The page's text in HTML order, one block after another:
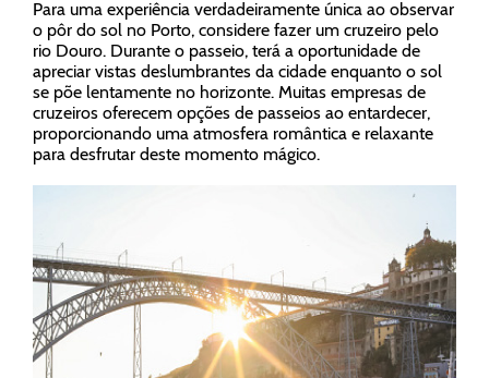
Para uma experiência verdadeiramente única ao observar
o pôr do sol no Porto, considere fazer um cruzeiro pelo
rio Douro. Durante o passeio, terá a oportunidade de
apreciar vistas deslumbrantes da cidade enquanto o sol
se põe lentamente no horizonte. Muitas empresas de
cruzeiros oferecem opções de passeios ao entardecer,
proporcionando uma atmosfera romântica e relaxante
para desfrutar deste momento mágico.